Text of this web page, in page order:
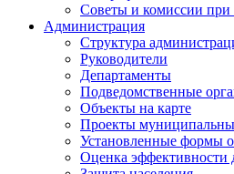
Советы и комиссии при
Администрация
Структура
Руководители
Департаменты
Подведомственные
Объекты на карте
Проекты
Установленные формы
Оценка эффективности